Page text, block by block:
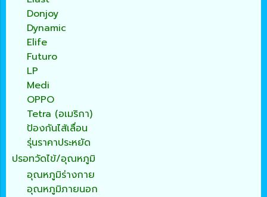
Donjoy
Dynamic
Elife
Futuro
LP
Medi
OPPO
Tetra (อเมริกา)
ป้องกันไส้เลื่อน
รุ่นราคาประหยัด
ปรอทวัดไข้/อุณหภูมิ
อุณหภูมิร่างกาย
อุณหภูมิภายนอก